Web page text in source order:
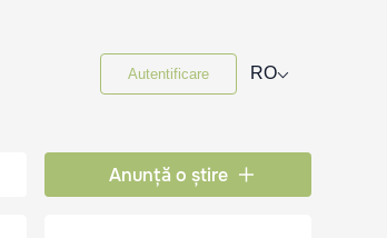
Autentificare RO⌵
Anunță o știre